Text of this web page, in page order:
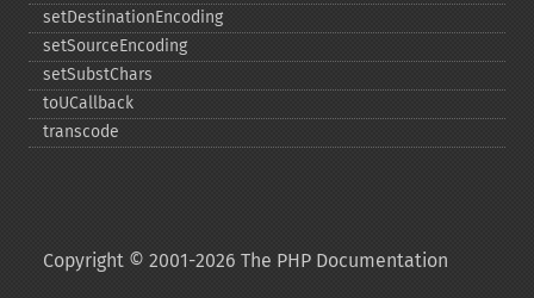
setDestinationEncoding
setSourceEncoding
setSubstChars
toUCallback
transcode
Copyright © 2001-2026 The PHP Documentation